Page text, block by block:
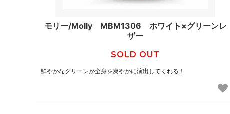
モリー/Molly MBM1306 ホワイト×グリーンレ
ザー
SOLD OUT
鮮やかなグリーンが全身を爽やかに演出してくれる！